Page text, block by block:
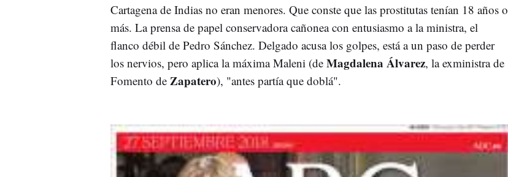
Cartagena de Indias no eran menores. Que conste que las prostitutas tenían 18 años o
más. La prensa de papel conservadora cañonea con entusiasmo a la ministra, el
flanco débil de Pedro Sánchez. Delgado acusa los golpes, está a un paso de perder
los nervios, pero aplica la máxima Maleni (de Magdalena Álvarez, la exministra de
Fomento de Zapatero), "antes partía que doblá".